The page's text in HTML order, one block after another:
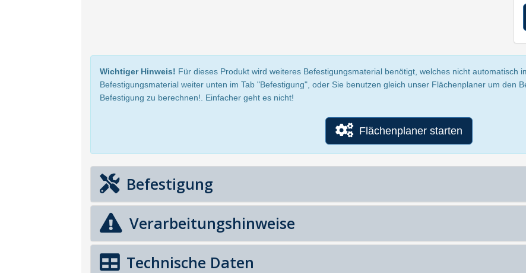
Wichtiger Hinweis! Für dieses Produkt wird weiteres Befestigungsmaterial benötigt, welches nicht automatisch
Befestigungsmaterial weiter unten im Tab "Befestigung", oder Sie benutzen gleich unser Flächenplaner um den
Befestigung zu berechnen!. Einfacher geht es nicht!
Flächenplaner starten
Befestigung
Verarbeitungshinweise
Technische Daten